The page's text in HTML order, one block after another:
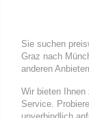
Sie suchen
Graz nach
anderen
Wir bieten Ihnen
Service.